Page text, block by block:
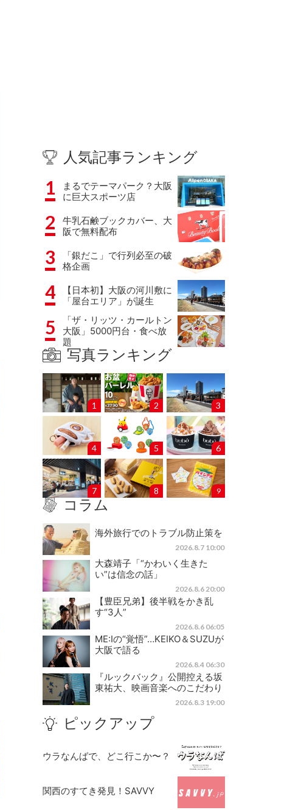
人気記事ランキング
1
まるでテーマパーク？大阪
に巨大スポーツ店
2
牛乳石鹸ブックカバー、大
阪で無料配布
3
「銀だこ」で行列必至の破
格企画
4
【日本初】大阪の河川敷に
「屋台エリア」が誕生
5
「ザ・リッツ・カールトン
大阪」5000円台・食べ放
題
写真ランキング
1 2 3
4 5 6
7 8 9
コラム
海外旅行でのトラブル防止策を
2026.8.7 10:00
大森靖子「“かわいく生きた
い”は信念の話」
2026.8.6 20:00
【豊臣兄弟】後半戦をかき乱
す“3人”
2026.8.6 06:05
ME:Iの“覚悟”…KEIKO＆SUZUが
大阪で語る
2026.8.4 06:30
『ルックバック』公開控える坂
東祐大、映画音楽へのこだわり
2026.8.3 19:00
ピックアップ
ウラなんばで、どこ行こか〜？
関西のすてき発見！SAVVY